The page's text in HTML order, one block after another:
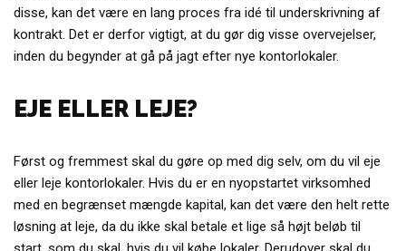
disse, kan det være en lang proces fra idé til underskrivning af
kontrakt. Det er derfor vigtigt, at du gør dig visse overvejelser,
inden du begynder at gå på jagt efter nye kontorlokaler.
EJE ELLER LEJE?
Først og fremmest skal du gøre op med dig selv, om du vil eje
eller leje kontorlokaler. Hvis du er en nyopstartet virksomhed
med en begrænset mængde kapital, kan det være den helt rette
løsning at leje, da du ikke skal betale et lige så højt beløb til